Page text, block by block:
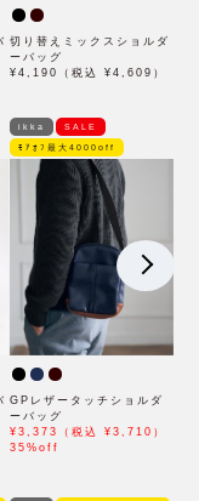
切り替えミックスショルダ
ーバッグ
¥4,190（税込 ¥4,609）
ikka SALE
ﾓｱｵﾌ最大4000off
GPレザータッチショルダ
ーバッグ
¥3,373（税込 ¥3,710）
35%off